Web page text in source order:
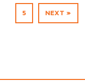
5 NEXT »